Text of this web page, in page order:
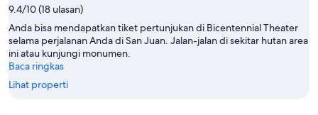
9.4/10 (18 ulasan)
Anda bisa mendapatkan tiket pertunjukan di Bicentennial Theater
selama perjalanan Anda di San Juan. Jalan-jalan di sekitar hutan area
ini atau kunjungi monumen.
Baca ringkas
Lihat properti